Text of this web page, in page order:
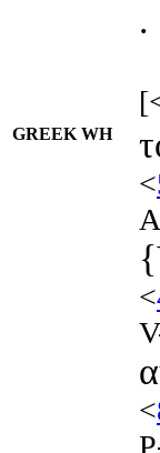
.
GREEK WH
<
<
<